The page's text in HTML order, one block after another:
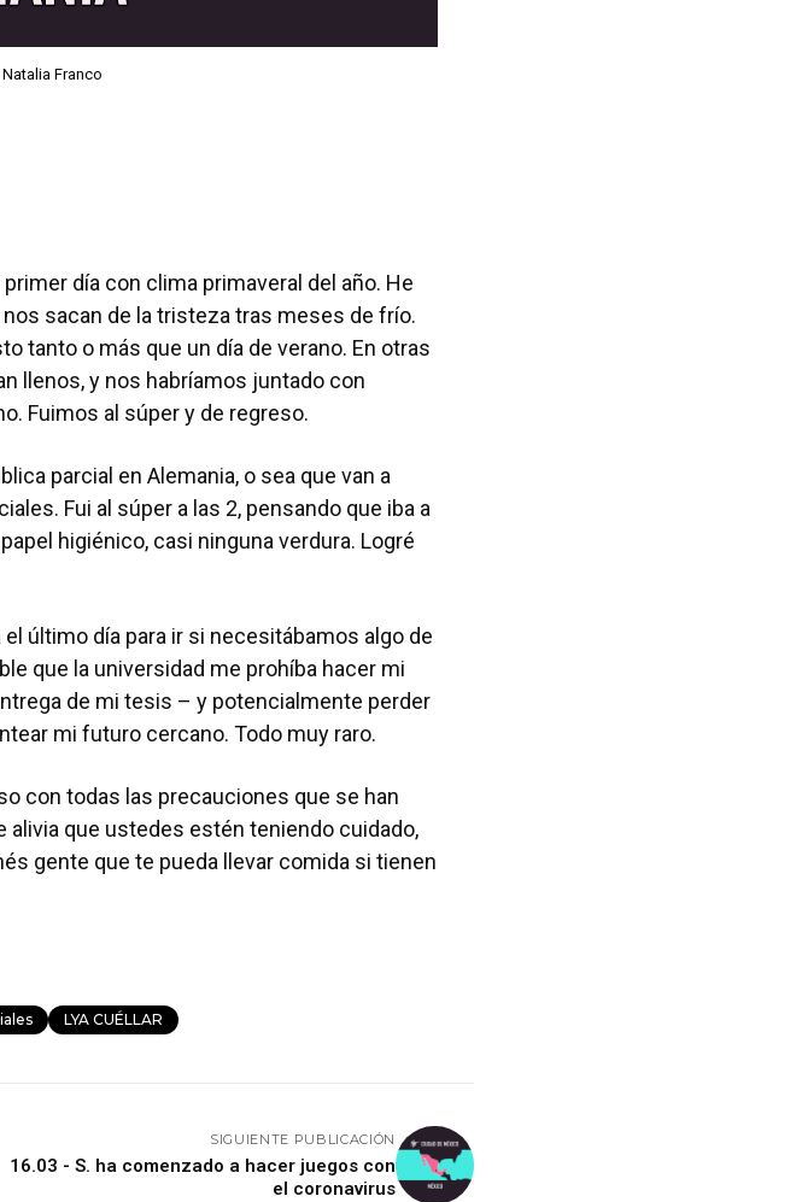
Franco
día con clima primaveral del año. He
sacan de la tristeza tras meses de frío.
tanto o más que un día de verano. En otras
llenos, y nos habríamos juntado con
Fuimos al súper y de regreso.
parcial en Alemania, o sea que van a
Fui al súper a las 2, pensando que iba a
higiénico, casi ninguna verdura. Logré
último día para ir si necesitábamos algo de
que la universidad me prohíba hacer mi
de mi tesis – y potencialmente perder
mi futuro cercano. Todo muy raro.
con todas las precauciones que se han
que ustedes estén teniendo cuidado,
gente que te pueda llevar comida si tienen
LYA CUÉLLAR
SIGUIENTE PUBLICACIÓN
16.03 - S. ha comenzado a hacer juegos con
el coronavirus